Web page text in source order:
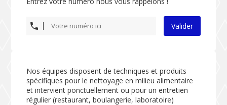
Valider
Nos équipes disposent de techniques et produits
spécifiques pour le nettoyage en milieu alimentaire
et intervient ponctuellement ou pour un entretien
régulier (restaurant, boulangerie, laboratoire)